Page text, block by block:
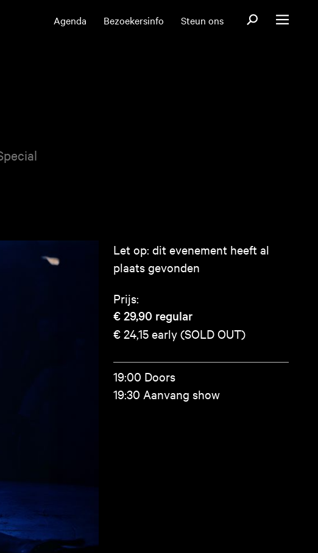
Agenda Bezoekersinfo Steun ons OpenOpen menu
Let op: dit evenement heeft al
plaats gevonden
Prijs:
€ 29,90 regular
€ 24,15 early (SOLD OUT)
19:00 Doors
19:30 Aanvang show